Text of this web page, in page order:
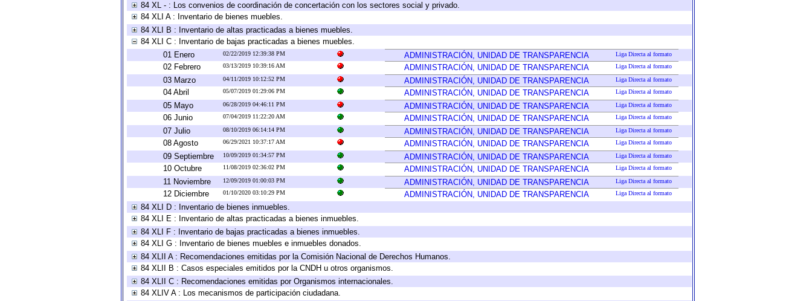
84 XL - : Los convenios de coordinación de concertación con los sectores social y privado.
84 XLI A : Inventario de bienes muebles.
84 XLI B : Inventario de altas practicadas a bienes muebles.
84 XLI C : Inventario de bajas practicadas a bienes muebles.
01 Enero
02/22/2019 12:39:38 PM ADMINISTRACIÓN, UNIDAD DE TRANSPARENCIA Liga Directa al formato
02 Febrero 03/13/2019 10:39:16 AM ADMINISTRACIÓN, UNIDAD DE TRANSPARENCIA Liga Directa al formato
03 Marzo 04/11/2019 10:12:52 PM ADMINISTRACIÓN, UNIDAD DE TRANSPARENCIA Liga Directa al formato
04 Abril 05/07/2019 01:29:06 PM ADMINISTRACIÓN, UNIDAD DE TRANSPARENCIA Liga Directa al formato
05 Mayo 06/28/2019 04:46:11 PM ADMINISTRACIÓN, UNIDAD DE TRANSPARENCIA Liga Directa al formato
06 Junio 07/04/2019 11:22:20 AM ADMINISTRACIÓN, UNIDAD DE TRANSPARENCIA Liga Directa al formato
07 Julio 08/10/2019 06:14:14 PM ADMINISTRACIÓN, UNIDAD DE TRANSPARENCIA Liga Directa al formato
08 Agosto 06/29/2021 10:37:17 AM ADMINISTRACIÓN, UNIDAD DE TRANSPARENCIA Liga Directa al formato
09 Septiembre 10/09/2019 01:34:57 PM ADMINISTRACIÓN, UNIDAD DE TRANSPARENCIA Liga Directa al formato
10 Octubre 11/08/2019 02:36:02 PM ADMINISTRACIÓN, UNIDAD DE TRANSPARENCIA Liga Directa al formato
11 Noviembre 12/09/2019 01:00:03 PM ADMINISTRACIÓN, UNIDAD DE TRANSPARENCIA Liga Directa al formato
12 Diciembre 01/10/2020 03:10:29 PM ADMINISTRACIÓN, UNIDAD DE TRANSPARENCIA Liga Directa al formato
84 XLI D : Inventario de bienes inmuebles.
84 XLI E : Inventario de altas practicadas a bienes inmuebles.
84 XLI F : Inventario de bajas practicadas a bienes inmuebles.
84 XLI G : Inventario de bienes muebles e inmuebles donados.
84 XLII A : Recomendaciones emitidas por la Comisión Nacional de Derechos Humanos.
84 XLII B : Casos especiales emitidos por la CNDH u otros organismos.
84 XLII C : Recomendaciones emitidas por Organismos internacionales.
84 XLIV A : Los mecanismos de participación ciudadana.